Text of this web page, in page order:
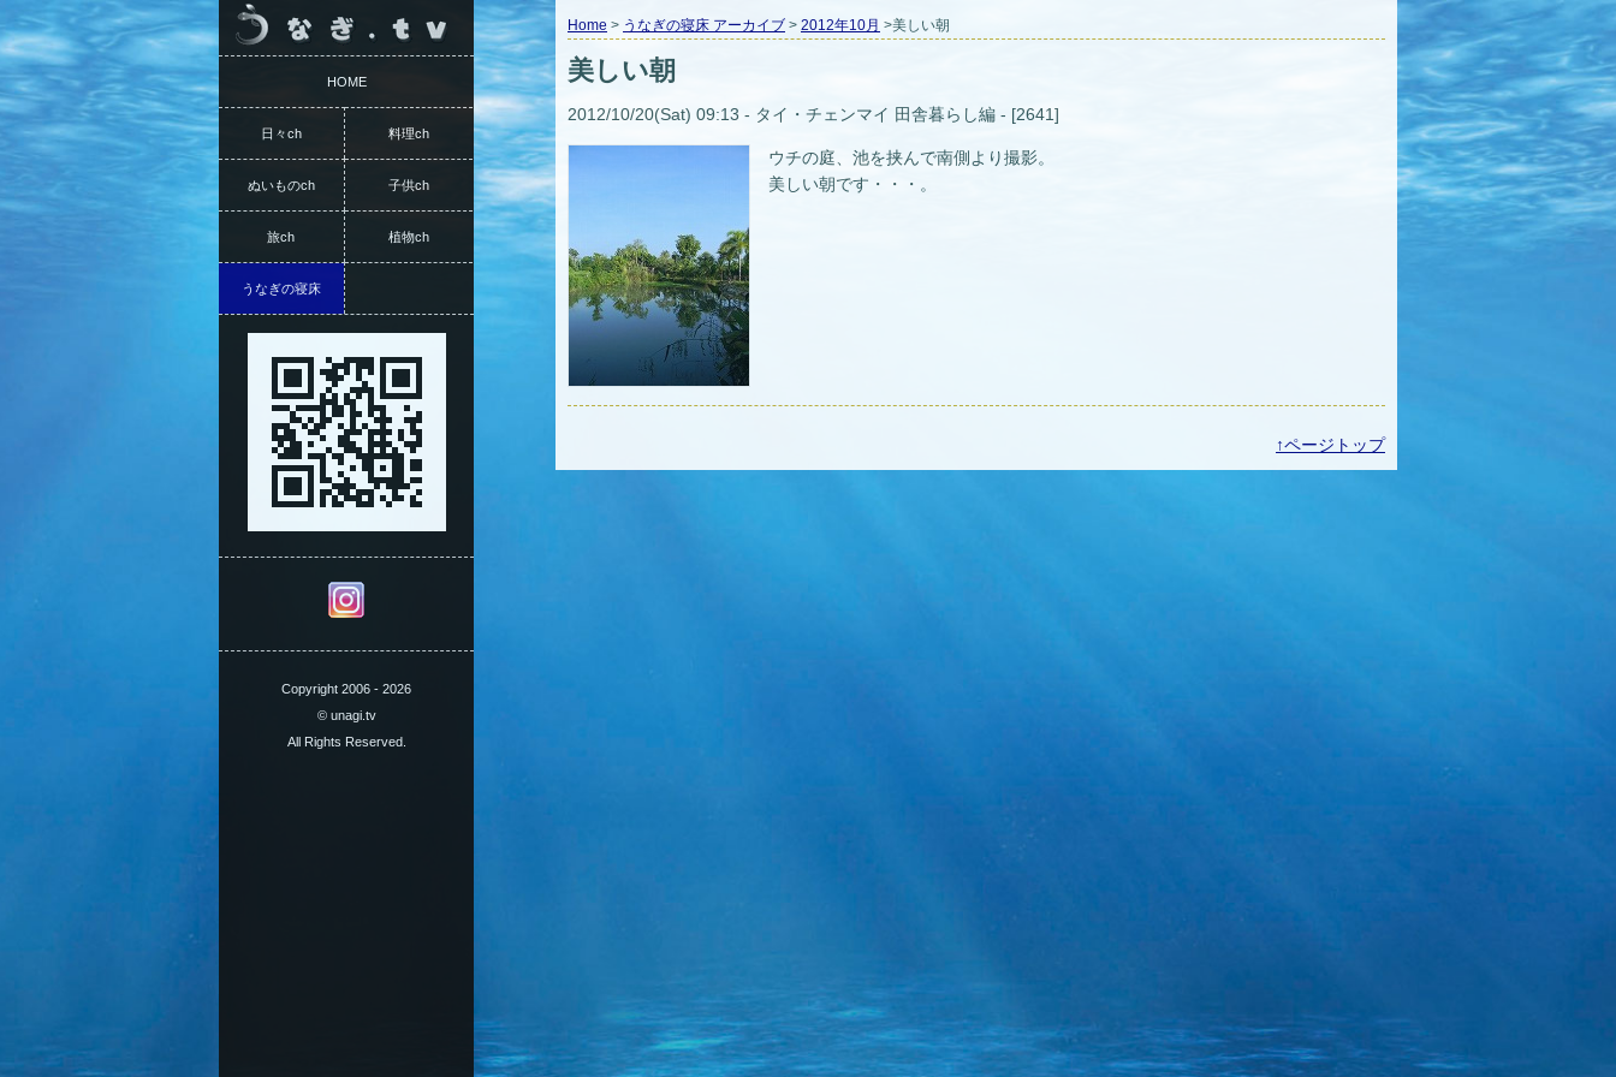
Home > うなぎの寝床 アーカイブ > 2012年10月 >美しい朝
美しい朝
2012/10/20(Sat) 09:13 - タイ・チェンマイ 田舎暮らし編 - [2641]
ウチの庭、池を挟んで南側より撮影。
美しい朝です・・・。
↑ページトップ
HOME
日々ch 料理ch
ぬいものch 子供ch
旅ch 植物ch
うなぎの寝床
Copyright 2006 - 2026
© unagi.tv
All Rights Reserved.